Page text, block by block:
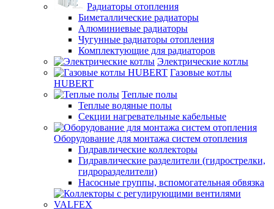
Радиаторы отопления
Биметаллические радиаторы
Алюминиевые радиаторы
Чугунные радиаторы отопления
Комплектующие для радиаторов
Электрические котлы
Газовые котлы
HUBERT
Теплые полы
Теплые водяные полы
Секции нагревательные кабельные
Оборудование для монтажа систем отопления
Гидравлические коллекторы
Гидравлические разделители (гидрострелки,
гидроразделители)
Насосные группы, вспомогательная обвязка